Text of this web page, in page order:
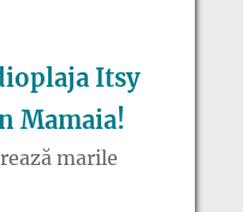
Itsy
Mamaia!
marile